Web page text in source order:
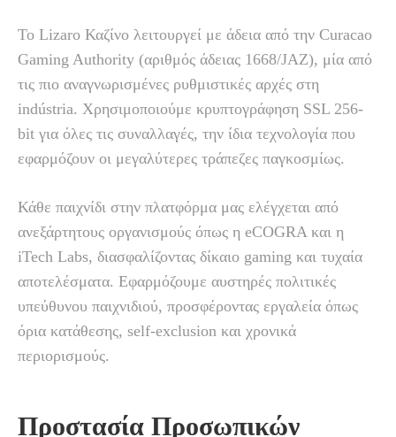
Το Lizaro Καζίνο λειτουργεί με άδεια από την Curacao
Gaming Authority (αριθμός άδειας 1668/JAZ), μία από
τις πιο αναγνωρισμένες ρυθμιστικές αρχές στη
indústria. Χρησιμοποιούμε κρυπτογράφηση SSL 256-
bit για όλες τις συναλλαγές, την ίδια τεχνολογία που
εφαρμόζουν οι μεγαλύτερες τράπεζες παγκοσμίως.
Κάθε παιχνίδι στην πλατφόρμα μας ελέγχεται από
ανεξάρτητους οργανισμούς όπως η eCOGRA και η
iTech Labs, διασφαλίζοντας δίκαιο gaming και τυχαία
αποτελέσματα. Εφαρμόζουμε αυστηρές πολιτικές
υπεύθυνου παιχνιδιού, προσφέροντας εργαλεία όπως
όρια κατάθεσης, self-exclusion και χρονικά
περιορισμούς.
Προστασία Προσωπικών